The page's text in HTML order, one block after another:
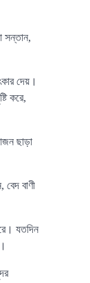
সন্তান,
দেয়।
করে,
ছাড়া
বাণী
যতদিন